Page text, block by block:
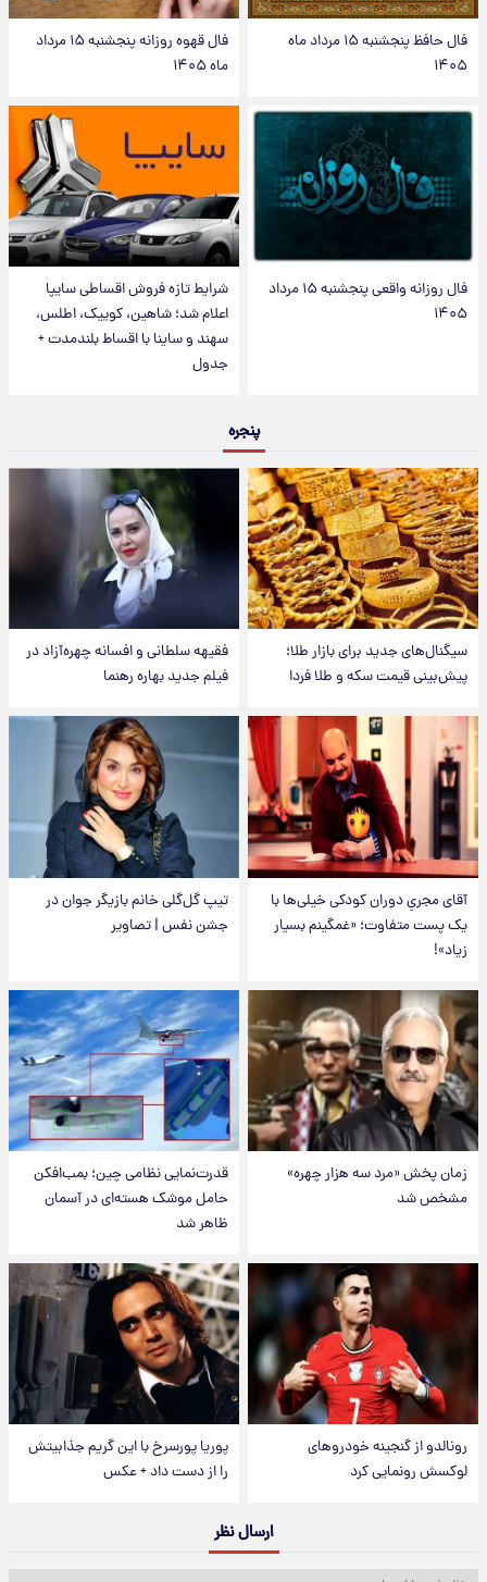
فال حافظ پنجشنبه ۱۵ مرداد ماه
۱۴۰۵
فال قهوه روزانه پنجشنبه ۱۵ مرداد
ماه ۱۴۰۵
فال روزانه واقعی پنجشنبه ۱۵ مرداد
۱۴۰۵
شرایط تازه فروش اقساطی سایپا
اعلام شد؛ شاهین، کوییک، اطلس،
سهند و ساینا با اقساط بلندمدت +
جدول
پنجره
سیگنال‌های جدید برای بازار طلا؛
پیش‌بینی قیمت سکه و طلا فردا
فقیهه سلطانی و افسانه چهره‌آزاد در
فیلم جدید بهاره رهنما
آقای مجریِ دوران کودکی خیلی‌ها با
یک پست متفاوت؛ «غمگینم بسیار
زیاد»!
تیپ گل‌گلی خانم بازیگر جوان در
جشن نفس | تصاویر
زمان پخش «مرد سه هزار چهره»
مشخص شد
قدرت‌نمایی نظامی چین؛ بمب‌افکن
حامل موشک هسته‌ای در آسمان
ظاهر شد
رونالدو از گنجینه خودروهای
لوکسش رونمایی کرد
پوریا پورسرخ با این گریم جذابیتش
را از دست داد + عکس
ارسال نظر